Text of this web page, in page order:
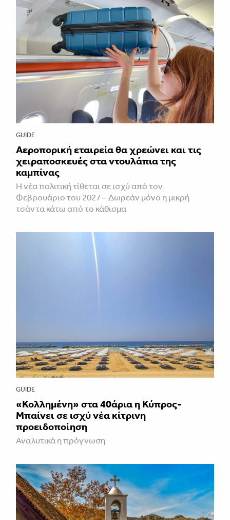
GUIDE
Αεροπορική εταιρεία θα χρεώνει και τις
χειραποσκευές στα ντουλάπια της
καμπίνας
Η νέα πολιτική τίθεται σε ισχύ από τον
Φεβρουάριο του 2027 – Δωρεάν μόνο η μικρή
τσάντα κάτω από το κάθισμα
GUIDE
«Κολλημένη» στα 40άρια η Κύπρος-
Μπαίνει σε ισχύ νέα κίτρινη
προειδοποίηση
Αναλυτικά η πρόγνωση